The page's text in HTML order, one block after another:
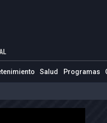
Salud Programas
de las FARC